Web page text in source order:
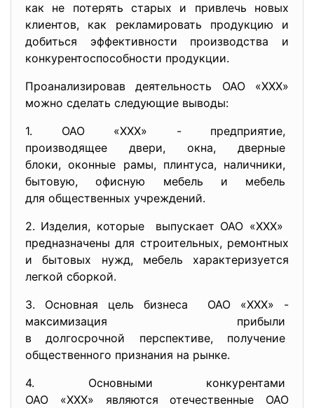
как не потерять старых и привлечь новых
клиентов, как рекламировать продукцию и
добиться эффективности производства и
конкурентоспособности продукции.
Проанализировав деятельность ОАО «ХХХ»
можно сделать следующие выводы:
1. ОАО «ХХХ» - предприятие,
производящее двери, окна, дверные
блоки, оконные рамы, плинтуса, наличники,
бытовую, офисную мебель и мебель
для общественных учреждений.
2. Изделия, которые выпускает ОАО «ХХХ»
предназначены для строительных, ремонтных
и бытовых нужд, мебель характеризуется
легкой сборкой.
3. Основная цель бизнеса ОАО «ХХХ» -
максимизация прибыли
в долгосрочной перспективе, получение
общественного признания на рынке.
4. Основными конкурентами
ОАО «ХХХ» являются отечественные ОАО